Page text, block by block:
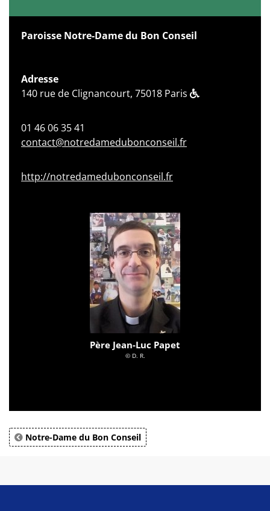
Paroisse Notre-Dame du Bon Conseil
Adresse
140 rue de Clignancourt, 75018 Paris
01 46 06 35 41
contact@notredamedubonconseil.fr
http://notredamedubonconseil.fr
Père Jean-Luc Papet
© D. R.
Notre-Dame du Bon Conseil